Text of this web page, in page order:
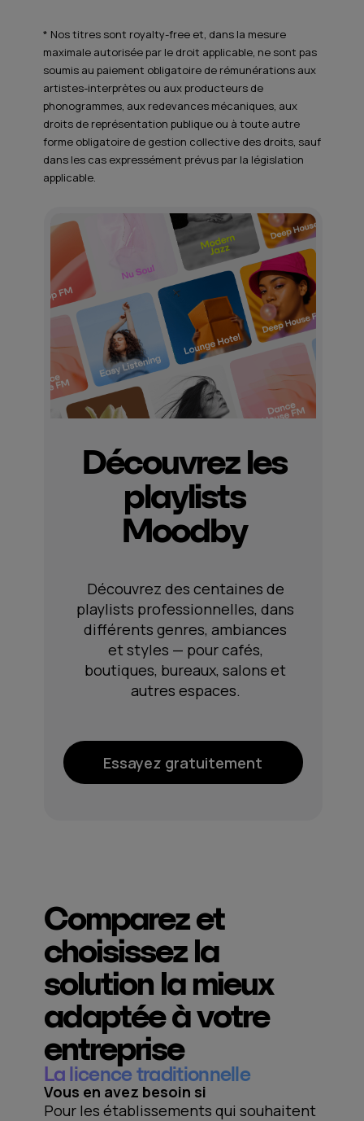
* Nos titres sont royalty-free et, dans la mesure
maximale autorisée par le droit applicable, ne sont pas
soumis au paiement obligatoire de rémunérations aux
artistes-interprètes ou aux producteurs de
phonogrammes, aux redevances mécaniques, aux
droits de représentation publique ou à toute autre
forme obligatoire de gestion collective des droits, sauf
dans les cas expressément prévus par la législation
applicable.
Découvrez des centaines de
playlists professionnelles, dans
différents genres, ambiances
et styles — pour cafés,
boutiques, bureaux, salons et
autres espaces.
Essayez gratuitement
Découvrez les
playlists
Moodby
Comparez et
choisissez la
solution la mieux
adaptée à votre
entreprise
La licence traditionnelle
Vous en avez besoin si
Pour les établissements qui souhaitent